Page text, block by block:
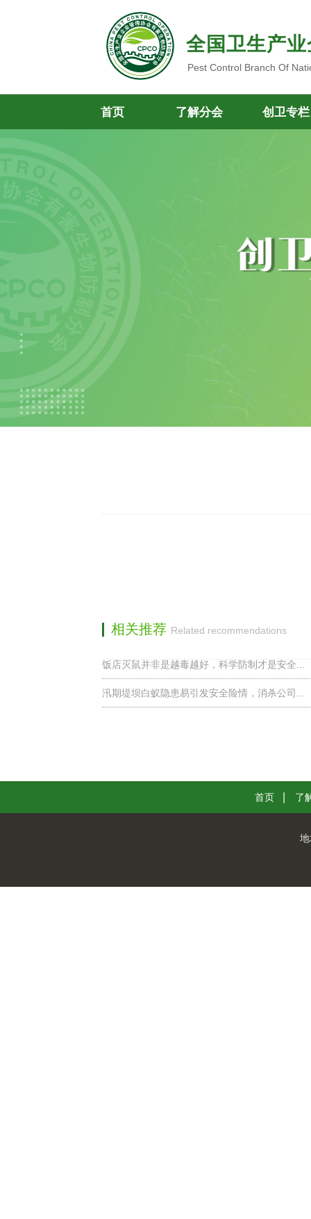
全国卫生产
Pest Control Branch Of
首页 了解分会 创卫专栏
相关推荐 Related recommendations
饭店灭鼠并非是越毒越好，科学防制才是安全...
汛期堤坝白蚁隐患易引发安全险情，消杀公司...
首页 了